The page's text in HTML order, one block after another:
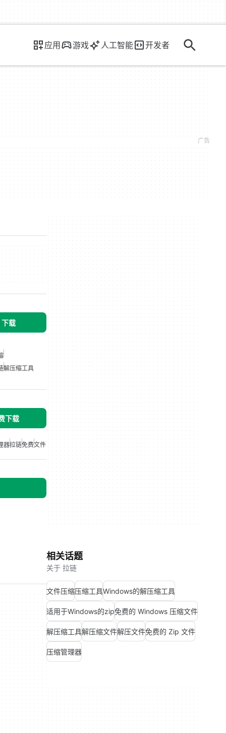
应用 游戏 人工智能 开发者
载
解压缩工具
下载
器拉链免费文件
相关话题
关于 拉链
文件压缩压缩工具Windows的解压缩工具
适用于Windows的zip免费的 Windows 压缩文件
解压缩工具解压缩文件解压文件免费的 Zip 文件
压缩管理器